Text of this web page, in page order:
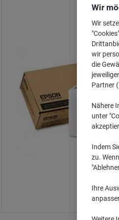
Wir
Wir
wir
die
Partner
Nähere
unter
Indem
zu.
Ihre